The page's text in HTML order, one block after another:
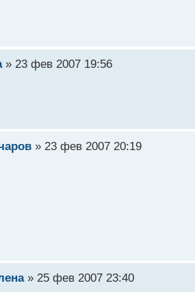
» 23 фев 2007 19:56
» 23 фев 2007 20:19
» 25 фев 2007 23:40